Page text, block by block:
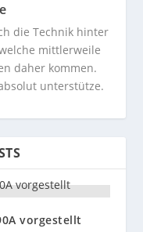
die Technik hinter
mittlerweile
daher kommen.
unterstütze.
vorgestellt